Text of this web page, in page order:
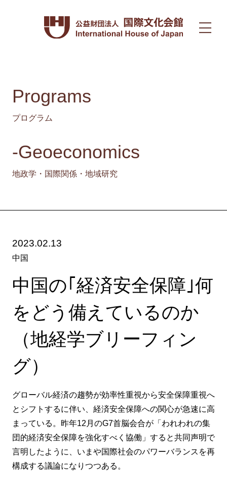
Programs
プログラム
-Geoeconomics
地政学・国際関係・地域研究
2023.02.13
中国
中国の｢経済安全保障｣何
をどう備えているのか
（地経学ブリーフィン
グ）
グローバル経済の趨勢が効率性重視から安全保障重視へ
とシフトするに伴い、経済安全保障への関心が急速に高
まっている。昨年12月のG7首脳会合が「われわれの集
団的経済安全保障を強化すべく協働」すると共同声明で
言明したように、いまや国際社会のパワーバランスを再
構成する議論になりつつある。